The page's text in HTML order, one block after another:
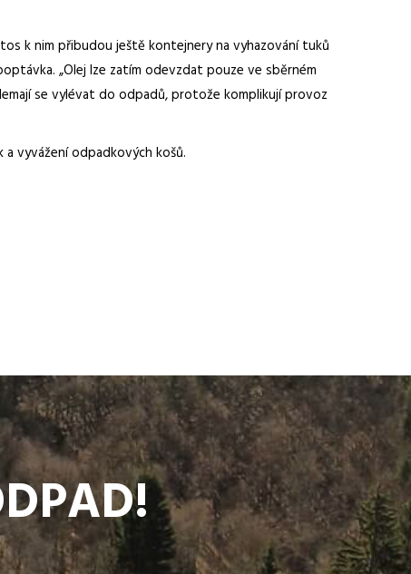
k nim přibudou ještě kontejnery na vyhazování tuků
„Olej lze zatím odevzdat pouze ve sběrném
se vylévat do odpadů, protože komplikují provoz
vyvážení odpadkových košů.